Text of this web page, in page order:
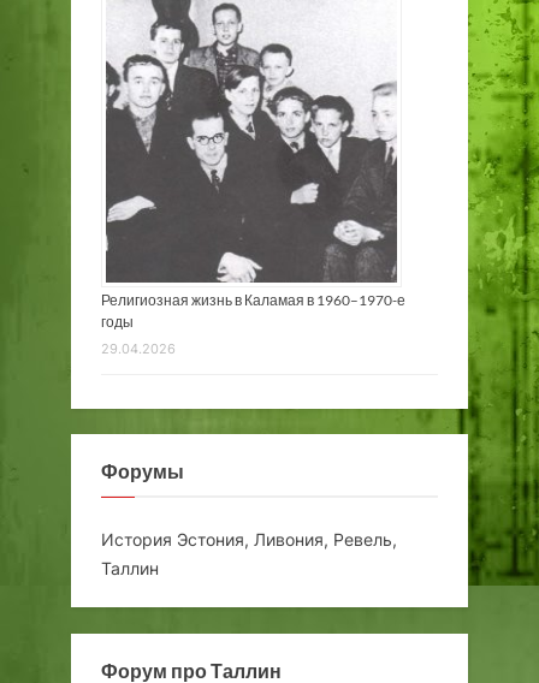
Религиозная жизнь в Каламая в 1960–1970-е
годы
29.04.2026
Форумы
История Эстония, Ливония, Ревель,
Таллин
Форум про Таллин